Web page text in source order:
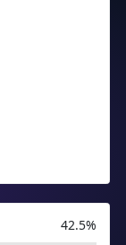
42.5%